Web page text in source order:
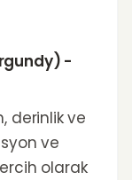
-
derinlik ve
ve
olarak